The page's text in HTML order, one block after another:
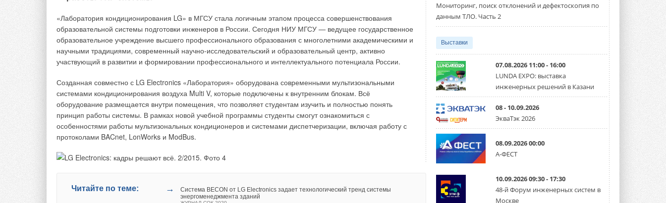
«Лаборатория кондиционирования LG» в МГСУ стала логичным этапом процесса совершенствования
образовательной системы подготовки инженеров в России. Сегодня НИУ МГСУ — ведущее государственное
образовательное учреждение высшего профессионального образования с многолетними академическими и
научными традициями, современный научно-исследовательский и образовательный центр, активно
участвующий в развитии и формировании профессионального и интеллектуального потенциала России.
Созданная совместно с LG Electronics «Лаборатория» оборудована современными мультизональными
системами кондиционирования воздуха Multi V, которые подключены к внутренним блокам. Всё
оборудование размещается внутри помещения, что позволяет студентам изучить и полностью понять
принцип работы системы. В рамках новой учебной программы студенты смогут ознакомиться с
особенностями работы мультизональных кондиционеров и системами диспетчеризации, включая работу с
протоколами BACnet, LonWorks и ModBus.
Читайте по теме: →
Система BECON от LG Electronics задает технологический тренд системы
энергоменеджмента зданий
компанию MEHITS US Inc. ...
комиссия по связи США (FCC) обновила
свой специальный перечень Covered ...
Уже через месяц в России
можно будет устанавливать
солнечные панели в МКД
С 1 сентября снимается запрет на
микрогенерацию в многоквартирных ...
30 ИЮЛЯ 2026
двигателями Sysimple TRS EC
прямоугольный канальный ...
30 ИЮЛЯ 2026
Мониторинг, поиск отклонений и дефектоскопия по
данным ТЛО. Часть 2
Выставки
07.08.2026 11:00 - 16:00
LUNDA EXPO: выставка
инженерных решений в Казани
08 - 10.09.2026
ЭкваТэк 2026
08.09.2026 00:00
А-ФЕСТ
10.09.2026 09:30 - 17:30
48-й Форум инженерных систем в
Москве
Централизованная система BMS может выдавать информацию о: заданных и фактических параметрах
расхода воздуха и давления в помещении; местных неисправностях; подробных сведениях об ошибках;
положении отсекающих заслонок (оптимизированное воздушное управление); режимах работы; положении
экранов (для управления вытяжным шкафом); скорости потока поступающего воздуха (для управления
вытяжным шкафом); установленных значениях удаляемого воздуха (для управления вытяжным шкафом).
Централизованная система BMS может задавать параметры по умолчанию: режим работы; смена
приоритета работы установок между централизованной системой BMS и панелью управления;
переключение между заданными параметрами давления в помещении; сигналы об изменении
установленных параметров расхода воздуха (внешняя температура и мониторинг давления).
Снижение затрат энергопотребления
Поступление приточного и вытяжного воздуха в помещение должно соблюдаться с учётом всех
окружающей среды. Как следствие, снижение затрат на энергопотребление играет важнейшую роль в
системах вентиляции. Система управления воздухом обеспечивает высокий уровень энергоэффективности,